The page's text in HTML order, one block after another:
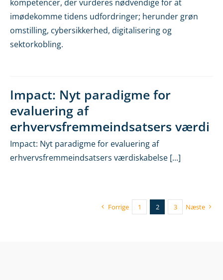
kompetencer, der vurderes nødvendige for at
imødekomme tidens udfordringer; herunder grøn
omstilling, cybersikkerhed, digitalisering og
sektorkobling.
Impact: Nyt paradigme for
evaluering af
erhvervsfremmeindsatsers værdi
Impact: Nyt paradigme for evaluering af
erhvervsfremmeindsatsers værdiskabelse [...]
Forrige 1 2 3 Næste